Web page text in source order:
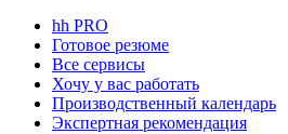
hh PRO
Готовое резюме
Все сервисы
Хочу у вас работать
Производственный календарь
Экспертная рекомендация